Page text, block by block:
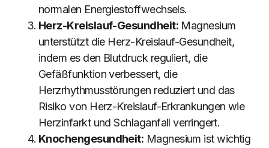
normalen Energiestoffwechsels.
Herz-Kreislauf-Gesundheit:Magnesium
unterstützt die Herz-Kreislauf-Gesundheit,
indem es den Blutdruck reguliert, die
Gefäßfunktion verbessert, die
Herzrhythmusstörungen reduziert und das
Risiko von Herz-Kreislauf-Erkrankungen wie
Herzinfarkt und Schlaganfall verringert.
Knochengesundheit: Magnesium ist wichtig